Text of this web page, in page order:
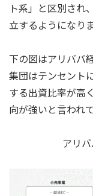
ト系」と区別され
立するようになりま
下の図はアリババ
集団はテンセント
する出資比率が高
向が強いと言われ
アリ